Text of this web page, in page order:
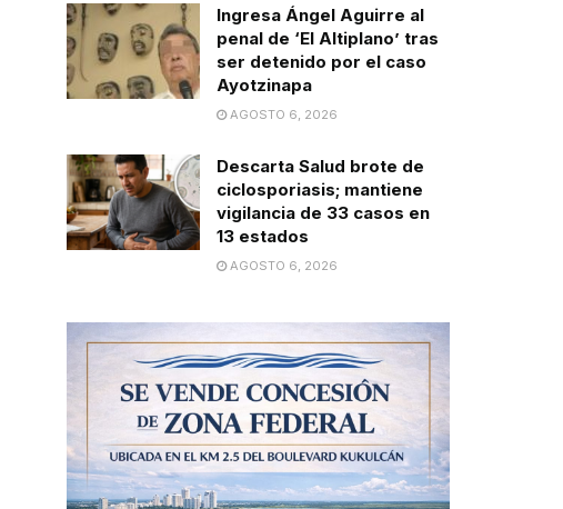
Ingresa Ángel Aguirre al
penal de ‘El Altiplano’ tras
ser detenido por el caso
Ayotzinapa
AGOSTO 6, 2026
Descarta Salud brote de
ciclosporiasis; mantiene
vigilancia de 33 casos en
13 estados
AGOSTO 6, 2026